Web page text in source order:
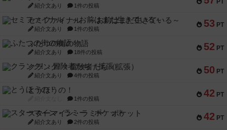
PT
紹介文あり 1件の投稿
53 PT
セミファイナル ～お前はまだ生きている～
紹介文あり 1件の投稿
52 PT
ふたつの街の物語
紹介文あり 18件の投稿
50 PT
クランク! ：冒険者たち（拡張）
紹介文あり 4件の投稿
42 PT
とうほうの！
1件の投稿
42 PT
スターマイン・ラミー ポケット
紹介文あり 2件の投稿